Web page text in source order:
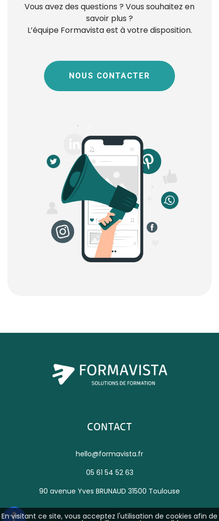
Vous avez des questions ? Vous souhaitez en
savoir plus ?
L’équipe Formavista est à votre disposition.
NOUS CONTACTER
CONTACT
hello@formavista.fr
05 61 54 52 63
90 avenue Yves BRUNAUD 31500 Toulouse
En visitant ce site, vous acceptez l'utilisation de cookies afin de